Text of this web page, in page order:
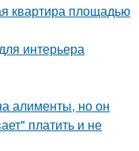
квартира площадью
интерьера
алименты, но он
платить и не